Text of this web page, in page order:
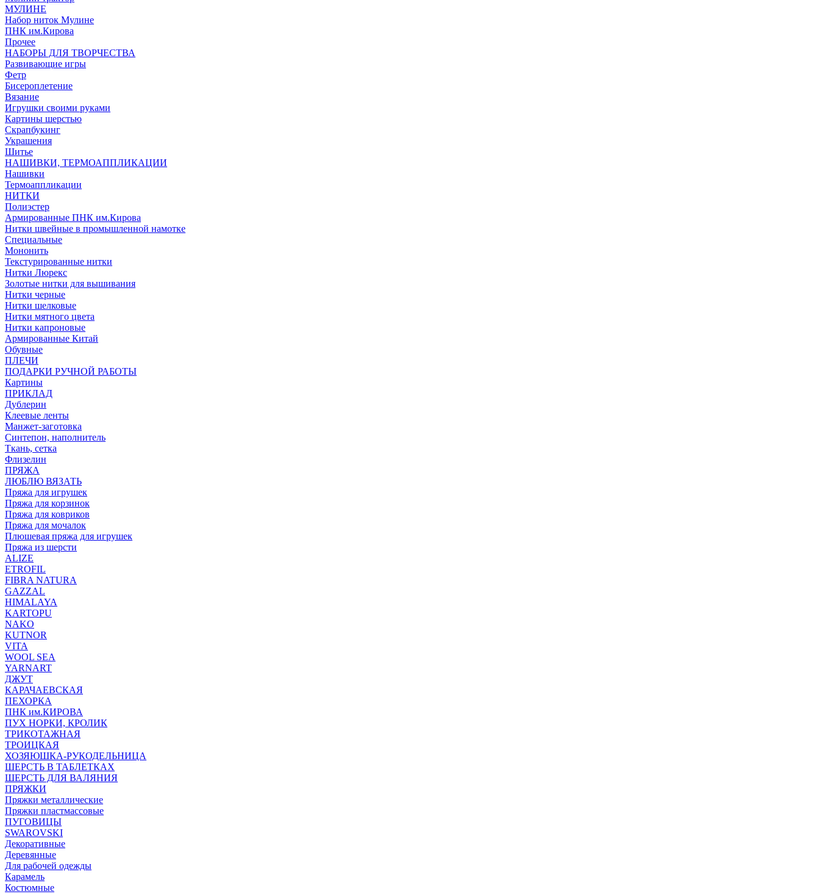
МУЛИНЕ
Набор ниток Мулине
ПНК им.Кирова
Прочее
НАБОРЫ ДЛЯ ТВОРЧЕСТВА
Развивающие игры
Фетр
Бисероплетение
Вязание
Игрушки своими руками
Картины шерстью
Скрапбукинг
Украшения
Шитье
НАШИВКИ, ТЕРМОАППЛИКАЦИИ
Нашивки
Термоаппликации
НИТКИ
Полиэстер
Армированные ПНК им.Кирова
Нитки швейные в промышленной намотке
Специальные
Мононить
Текстурированные нитки
Нитки Люрекс
Золотые нитки для вышивания
Нитки черные
Нитки шелковые
Нитки мятного цвета
Нитки капроновые
Армированные Китай
Обувные
ПЛЕЧИ
ПОДАРКИ РУЧНОЙ РАБОТЫ
Картины
ПРИКЛАД
Дублерин
Клеевые ленты
Манжет-заготовка
Синтепон, наполнитель
Ткань, сетка
Флизелин
ПРЯЖА
ЛЮБЛЮ ВЯЗАТЬ
Пряжа для игрушек
Пряжа для корзинок
Пряжа для ковриков
Пряжа для мочалок
Плюшевая пряжа для игрушек
Пряжа из шерсти
ALIZE
ETROFIL
FIBRA NATURA
GAZZAL
HIMALAYA
KARTOPU
NAKO
KUTNOR
VITA
WOOL SEA
YARNART
ДЖУТ
КАРАЧАЕВСКАЯ
ПЕХОРКА
ПНК им.КИРОВА
ПУХ НОРКИ, КРОЛИК
ТРИКОТАЖНАЯ
ТРОИЦКАЯ
ХОЗЯЮШКА-РУКОДЕЛЬНИЦА
ШЕРСТЬ В ТАБЛЕТКАХ
ШЕРСТЬ ДЛЯ ВАЛЯНИЯ
ПРЯЖКИ
Пряжки металлические
Пряжки пластмассовые
ПУГОВИЦЫ
SWAROVSKI
Декоративные
Деревянные
Для рабочей одежды
Карамель
Костюмные